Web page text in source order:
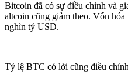
Bitcoin đã có sự điều chỉnh và
altcoin cũng giảm theo. Vốn
nghìn tỷ USD.
Tỷ lệ BTC có lời cũng điều